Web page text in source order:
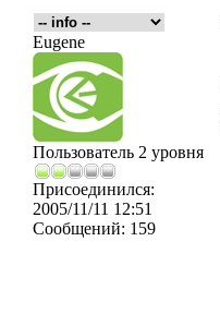
Eugene
Пользователь 2 уровня
Присоединился:
2005/11/11 12:51
Сообщений: 159